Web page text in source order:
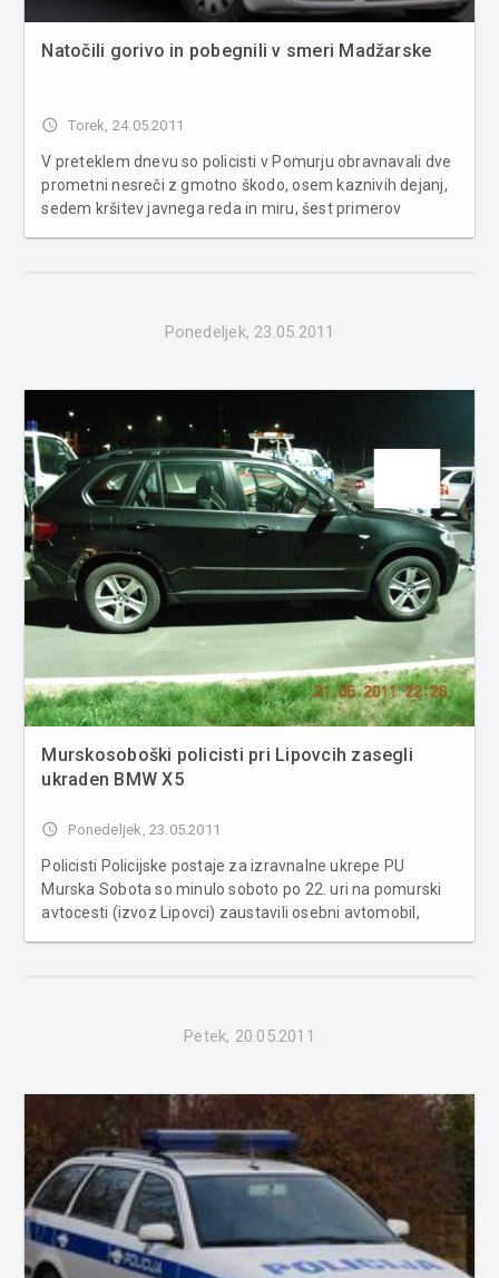
Natočili gorivo in pobegnili v smeri Madžarske
access_time Torek, 24.05.2011
V preteklem dnevu so policisti v Pomurju obravnavali dve
prometni nesreči z gmotno škodo, osem kaznivih dejanj,
sedem kršitev javnega reda in miru, šest primerov
Ponedeljek, 23.05.2011
Murskosoboški policisti pri Lipovcih zasegli
ukraden BMW X5
access_time Ponedeljek, 23.05.2011
Policisti Policijske postaje za izravnalne ukrepe PU
Murska Sobota so minulo soboto po 22. uri na pomurski
avtocesti (izvoz Lipovci) zaustavili osebni avtomobil,
Petek, 20.05.2011